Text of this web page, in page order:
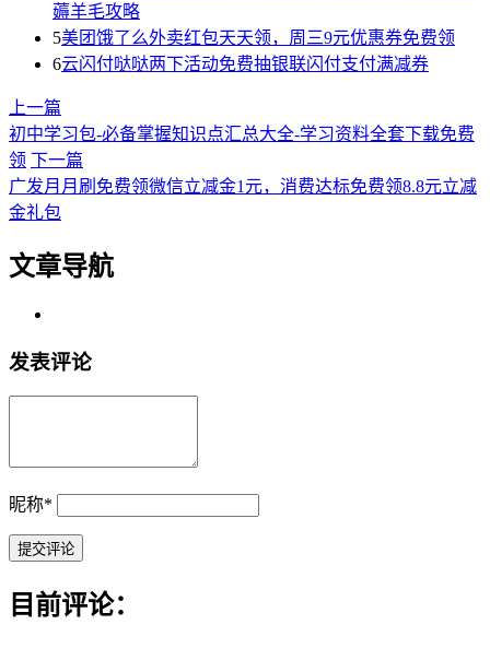
薅羊毛攻略
5美团饿了么外卖红包天天领，周三9元优惠券免费领
6云闪付哒哒两下活动免费抽银联闪付支付满减券
上一篇
初中学习包-必备掌握知识点汇总大全-学习资料全套下载免费
领 下一篇
广发月月刷免费领微信立减金1元，消费达标免费领8.8元立减
金礼包
文章导航
发表评论
昵称*
目前评论：